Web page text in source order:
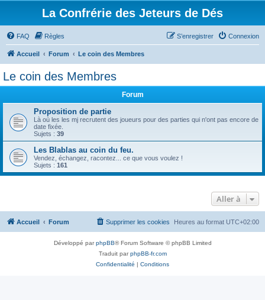
La Confrérie des Jeteurs de Dés
FAQ Règles Connexion
S’enregistrer
Accueil Forum Le coin des Membres
Le coin des Membres
Forum
Proposition de partie
Là où les les mj recrutent des joueurs pour des parties qui n'ont pas encore de
date fixée.
Sujets : 39
Les Blablas au coin du feu.
Vendez, échangez, racontez... ce que vous voulez !
Sujets : 161
Aller à
Accueil Forum Heures au format UTC+02:00
Supprimer les cookies
Développé parphpBB® Forum Software © phpBB Limited
Traduit parphpBB-fr.com
Confidentialité | Conditions